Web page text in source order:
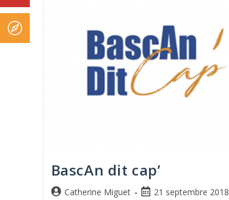
BascAn dit cap’
Catherine Miguet
21 septembre 2018